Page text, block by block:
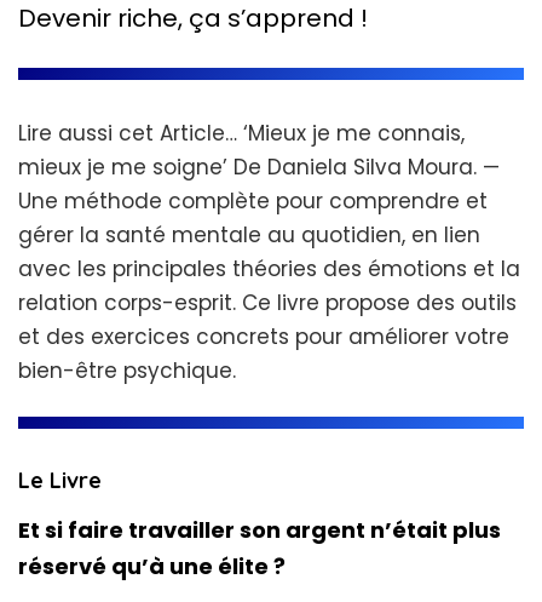
Devenir riche, ça s’apprend !
Lire aussi cet Article… ‘Mieux je me connais,
mieux je me soigne’ De Daniela Silva Moura. —
Une méthode complète pour comprendre et
gérer la santé mentale au quotidien, en lien
avec les principales théories des émotions et la
relation corps-esprit. Ce livre propose des outils
et des exercices concrets pour améliorer votre
bien-être psychique.
Le Livre
Et si faire travailler son argent n’était plus
réservé qu’à une élite ?